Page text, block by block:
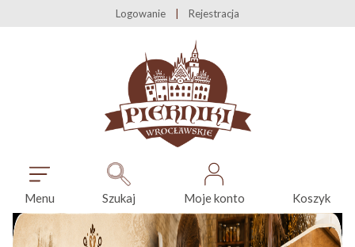
Logowanie Rejestracja
Menu Szukaj Moje konto Koszyk